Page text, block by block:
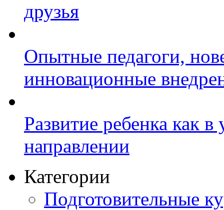
друзья
Опытные педагоги,
инновационные
Развитие ребенка как
направлении
Категории
Подготовительные